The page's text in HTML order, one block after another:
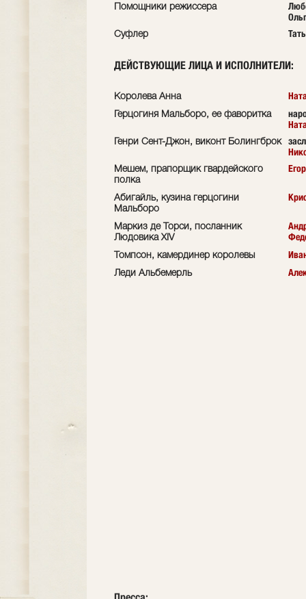
Помощники режиссера
Суфлер
ДЕЙСТВУЮЩИЕ ЛИЦА И ИСПОЛНИТЕЛИ:
Королева Анна
Герцогиня Мальборо, ее фаворитка
Генри Сент-Джон, виконт Болингброк
Мешем, прапорщик гвардейского
полка
Абигайль, кузина герцогини
Мальборо
Маркиз де Торси, посланник
Людовика XIV
Томпсон, камердинер королевы
Леди Альбемерль